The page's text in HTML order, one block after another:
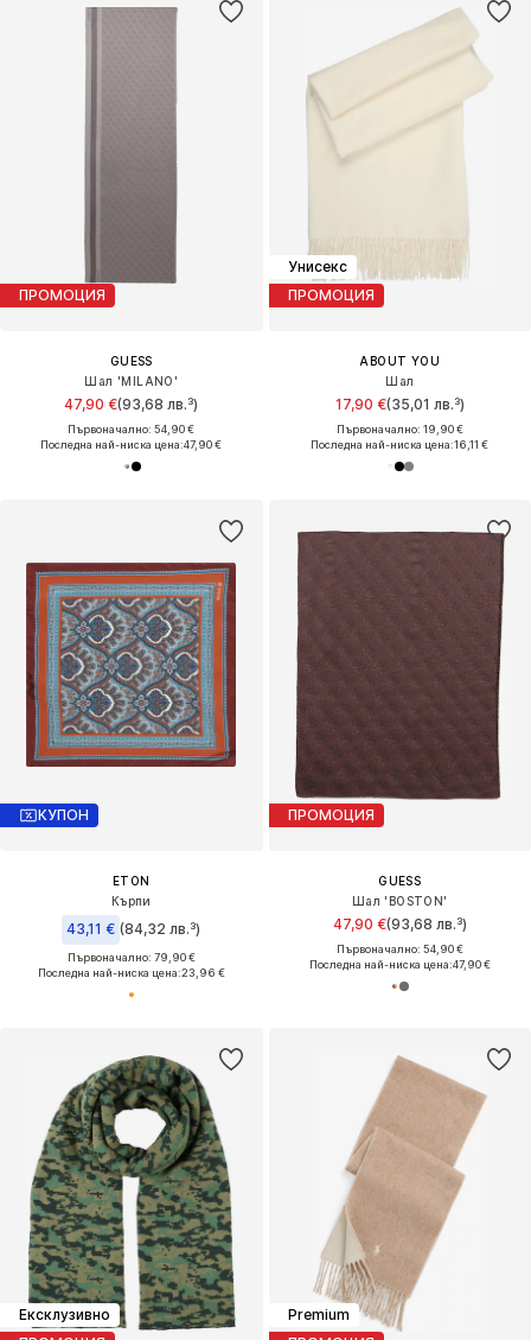
ПРОМОЦИЯ
GUESS
Шал 'MILANO'
47,90 €(93,68 лв.³)
Първоначално: 54,90 €
Последна най-ниска цена:47,90 €
Унисекс
ПРОМОЦИЯ
ABOUT YOU
Шал
17,90 €(35,01 лв.³)
Първоначално: 19,90 €
Последна най-ниска цена:16,11 €
КУПОН
ETON
Кърпи
43,11 € (84,32 лв.³)
Първоначално: 79,90 €
Последна най-ниска цена:23,96 €
ПРОМОЦИЯ
GUESS
Шал 'BOSTON'
47,90 €(93,68 лв.³)
Първоначално: 54,90 €
Последна най-ниска цена:47,90 €
Ексклузивно
Premium